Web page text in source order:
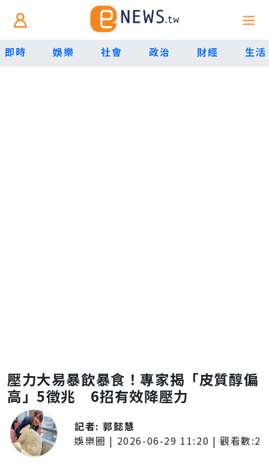
即時 娛樂 社會 政治 財經 生活
壓力大易暴飲暴食！專家揭「皮質醇偏
高」5徵兆 6招有效降壓力
記者:郭懿慧
娛樂圈 | 2026-06-29 11:20 | 觀看數:2